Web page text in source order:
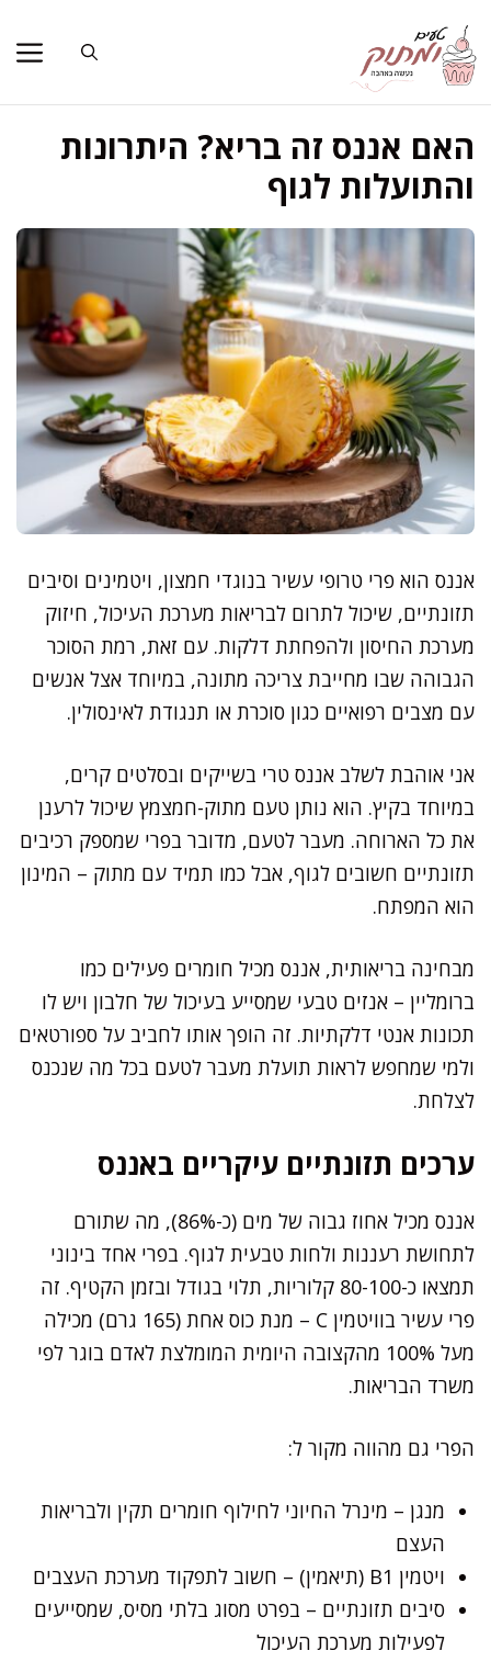
לתוכן
האם אננס זה בריא? היתרונות
והתועלות לגוף
אננס הוא פרי טרופי עשיר בנוגדי חמצון, ויטמינים וסיבים
תזונתיים, שיכול לתרום לבריאות מערכת העיכול, חיזוק
מערכת החיסון ולהפחתת דלקות. עם זאת, רמת הסוכר
הגבוהה שבו מחייבת צריכה מתונה, במיוחד אצל אנשים
עם מצבים רפואיים כגון סוכרת או תנגודת לאינסולין.
אני אוהבת לשלב אננס טרי בשייקים ובסלטים קרים,
במיוחד בקיץ. הוא נותן טעם מתוק-חמצמץ שיכול לרענן
את כל הארוחה. מעבר לטעם, מדובר בפרי שמספק רכיבים
תזונתיים חשובים לגוף, אבל כמו תמיד עם מתוק – המינון
הוא המפתח.
מבחינה בריאותית, אננס מכיל חומרים פעילים כמו
ברומליין – אנזים טבעי שמסייע בעיכול של חלבון ויש לו
תכונות אנטי דלקתיות. זה הופך אותו לחביב על ספורטאים
ולמי שמחפש לראות תועלת מעבר לטעם בכל מה שנכנס
לצלחת.
ערכים תזונתיים עיקריים באננס
אננס מכיל אחוז גבוה של מים (כ-86%), מה שתורם
לתחושת רעננות ולחות טבעית לגוף. בפרי אחד בינוני
תמצאו כ-80-100 קלוריות, תלוי בגודל ובזמן הקטיף. זה
פרי עשיר בוויטמין C – מנת כוס אחת (165 גרם) מכילה
מעל 100% מהקצובה היומית המומלצת לאדם בוגר לפי
משרד הבריאות.
הפרי גם מהווה מקור ל:
מנגן – מינרל החיוני לחילוף חומרים תקין ולבריאות
העצם
ויטמין B1 (תיאמין) – חשוב לתפקוד מערכת העצבים
סיבים תזונתיים – בפרט מסוג בלתי מסיס, שמסייעים
לפעילות מערכת העיכול